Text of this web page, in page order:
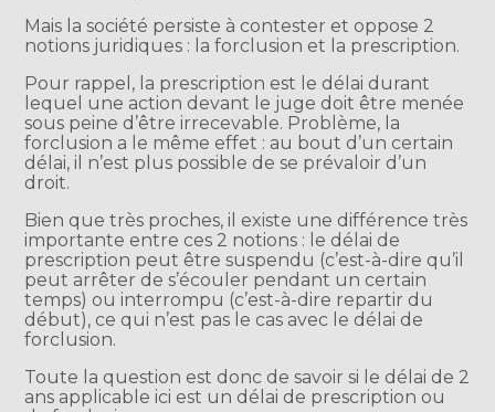
Mais la société persiste à contester et oppose 2
notions juridiques : la forclusion et la prescription.
Pour rappel, la prescription est le délai durant
lequel une action devant le juge doit être menée
sous peine d’être irrecevable. Problème, la
forclusion a le même effet : au bout d’un certain
délai, il n’est plus possible de se prévaloir d’un
droit.
Bien que très proches, il existe une différence très
importante entre ces 2 notions : le délai de
prescription peut être suspendu (c’est-à-dire qu’il
peut arrêter de s’écouler pendant un certain
temps) ou interrompu (c’est-à-dire repartir du
début), ce qui n’est pas le cas avec le délai de
forclusion.
Toute la question est donc de savoir si le délai de 2
ans applicable ici est un délai de prescription ou